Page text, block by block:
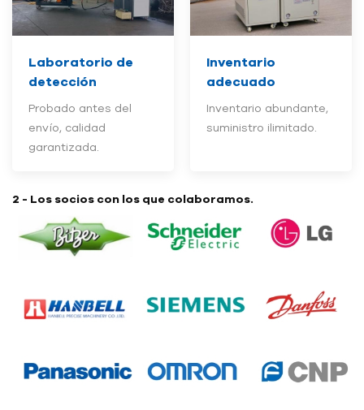
Laboratorio de
detección
Probado antes del
envío, calidad
garantizada.
Inventario
adecuado
Inventario abundante,
suministro ilimitado.
2 - Los socios con los que colaboramos.